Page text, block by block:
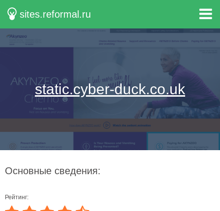
sites.reformal.ru
static.cyber-duck.co.uk
Основные сведения:
Рейтинг: